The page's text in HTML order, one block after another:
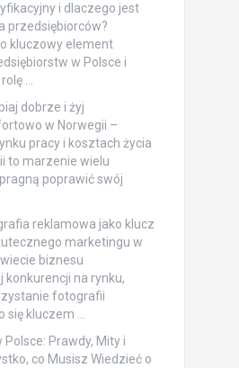
i dlaczego jest
przedsiębiorców?
kluczowy element
w Polsce i
…
dobrze i żyj
w Norwegii –
pracy i kosztach życia
to marzenie wielu
poprawić swój
reklamowa jako klucz
marketingu w
biznesu
konkurencji na rynku,
fotografii
się kluczem …
Polsce: Prawdy, Mity i
co Musisz Wiedzieć o